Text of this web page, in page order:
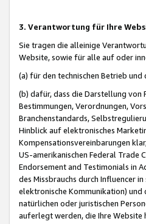
3. Verantwortung für Ihre
Sie tragen die alleinige
Website, sowie für alle auf oder
(a) für den technischen Betrieb
(b) dafür, dass die Darstellung
Bestimmungen, Verordnungen,
Branchenstandards,
Hinblick auf elektronisches
Kompensationsvereinbarungen
US-amerikanischen Federal Trade
Endorsement and Testimonials in
des Missbrauchs durch Influencer
elektronische Kommunikation) und
natürlichen oder juristischen
auferlegt werden, die Ihre Website